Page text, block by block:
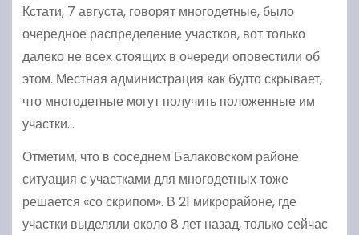
Кстати, 7 августа, говорят многодетные, было
очередное распределение участков, вот только
далеко не всех стоящих в очереди оповестили об
этом. Местная администрация как будто скрывает,
что многодетные могут получить положенные им
участки…
Отметим, что в соседнем Балаковском районе
ситуация с участками для многодетных тоже
решается «со скрипом». В 21 микрорайоне, где
участки выделяли около 8 лет назад, только сейчас